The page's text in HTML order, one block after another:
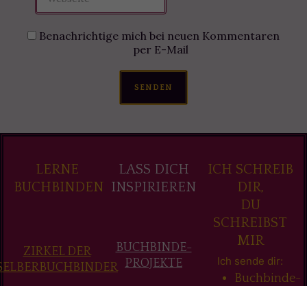
Benachrichtige mich bei neuen Kommentaren
per E-Mail
SENDEN
LERNE
BUCHBINDEN
ZIRKEL DER
LASS DICH
INSPIRIEREN
BUCHBINDE-
PROJEKTE
ICH SCHREIB
DIR,
DU
SCHREIBST
MIR
Ich sende dir:
Buchbinde-